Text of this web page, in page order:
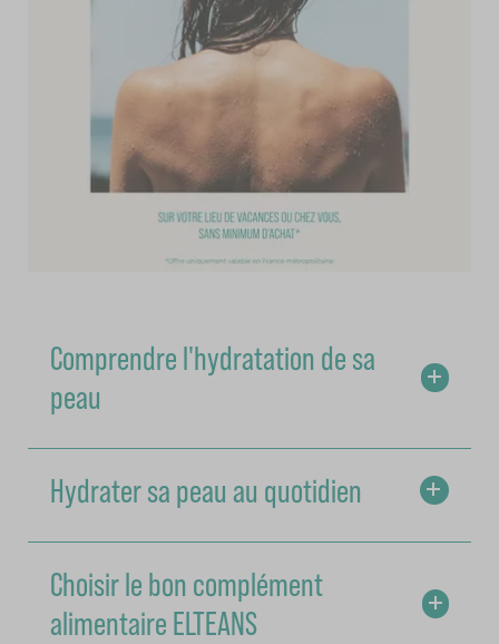
Comprendre l'hydratation de sa
peau
Hydrater sa peau au quotidien
Choisir le bon complément
alimentaire ELTEANS